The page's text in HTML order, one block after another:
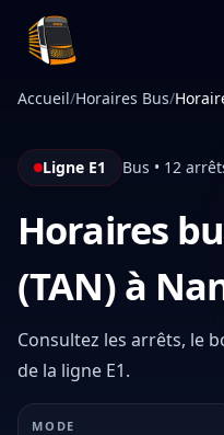
Infotan
Accueil/Horaires Bus/
Ligne E1 Bus • 12
Horaires
(TAN) à
Consultez les arrêts, le
de la ligne E1.
MODE